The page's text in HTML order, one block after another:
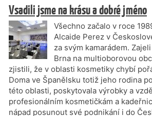
Vsadili jsme na krásu a dobré jméno
Všechno začalo v roce
Alcaide Perez v
za svým kamarádem.
Brna na multioborovou
zjistili, že v oblasti kosmetiky chybí
Doma ve Španělsku totiž jeho rodina
této oblasti, poskytovala výrobky a
profesionálním kosmetičkám a
nápad posunout své podnikání i do